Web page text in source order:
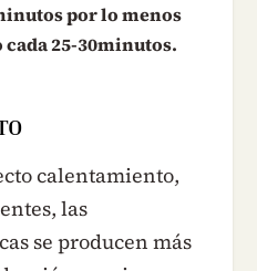
por lo menos
cada 25-30minutos.
calentamiento,
las
se producen más